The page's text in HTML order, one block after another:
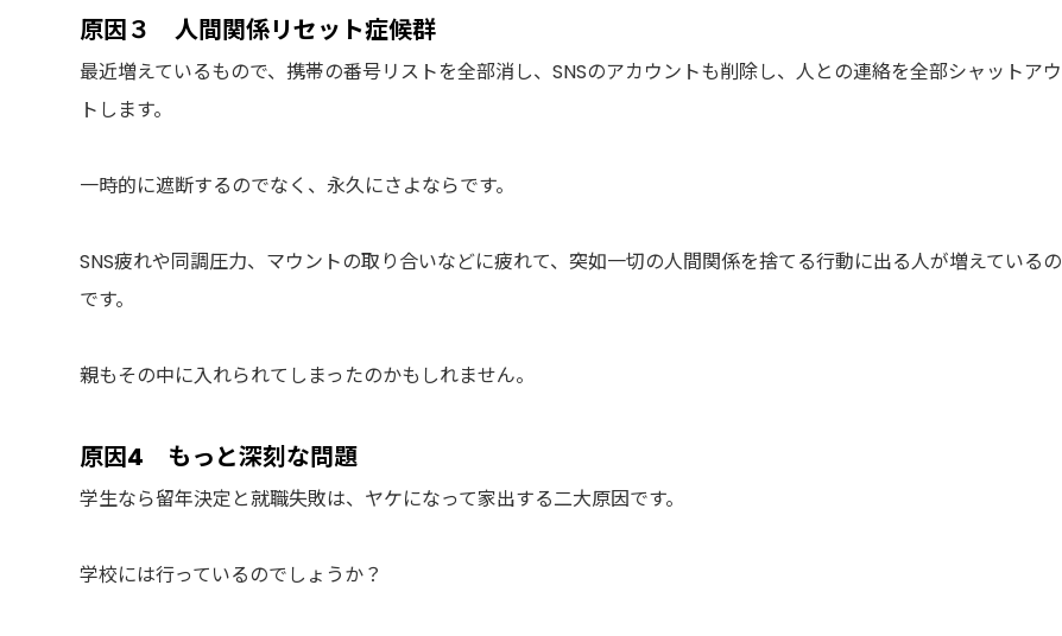
原因３ 人間関係リセット症候群
最近増えているもので、携帯の番号リストを全部消し、SNSのアカウントも削除し、人との連絡を全部シャットアウ
トします。
一時的に遮断するのでなく、永久にさよならです。
SNS疲れや同調圧力、マウントの取り合いなどに疲れて、突如一切の人間関係を捨てる行動に出る人が増えているの
です。
親もその中に入れられてしまったのかもしれません。
原因4 もっと深刻な問題
学生なら留年決定と就職失敗は、ヤケになって家出する二大原因です。
学校には行っているのでしょうか？